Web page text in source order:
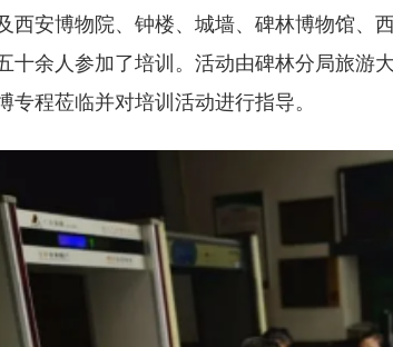
西安博物院、钟楼、城墙、碑林博物馆、
十余人参加了培训。活动由碑林分局旅游
专程莅临并对培训活动进行指导。